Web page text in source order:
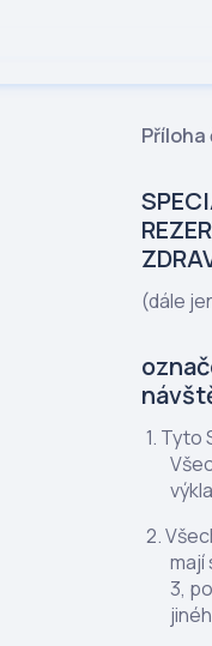
Příloha
(dále
Tyto
mají
3,